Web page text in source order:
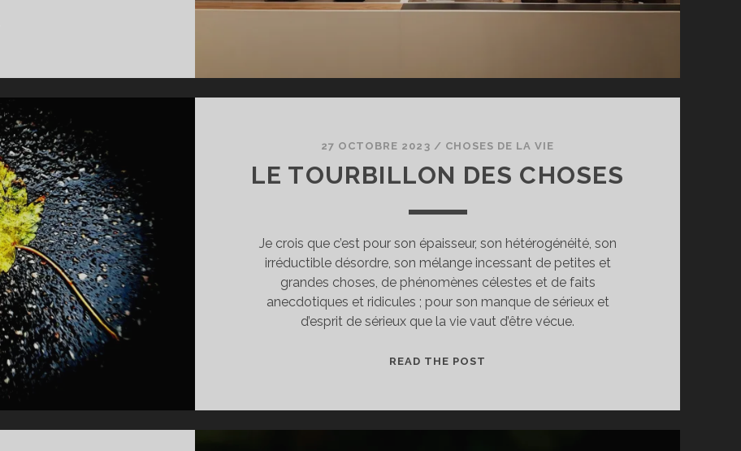
27 OCTOBRE 2023 / CHOSES DE LA VIE
LE TOURBILLON DES CHOSES
Je crois que c’est pour son épaisseur, son hétérogénéité, son
irréductible désordre, son mélange incessant de petites et
grandes choses, de phénomènes célestes et de faits
anecdotiques et ridicules ; pour son manque de sérieux et
d’esprit de sérieux que la vie vaut d’être vécue.
READ THE POST